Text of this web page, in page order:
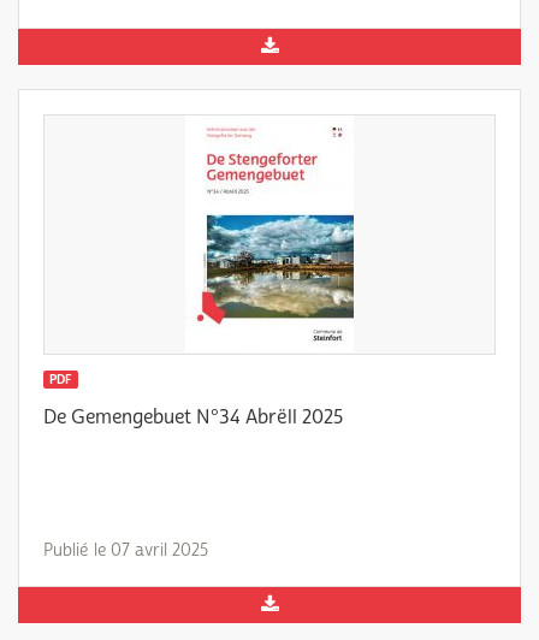
PDF
De Gemengebuet N°34 Abrëll 2025
Publié le 07 avril 2025